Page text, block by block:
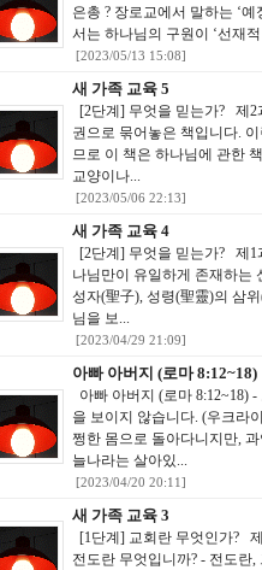
은총 ? 장로교에서 말하는 ‘
서는 하나님의 구원이 ‘선재
[2023/05/13 15:08]
새 가족 교육 5
[2단계] 무엇을 믿는가? 제2
권으로 묶어놓은 책입니다.
므로 이 책은 하나님에 관한
교양이나...
[2023/05/06 22:13]
새 가족 교육 4
[2단계] 무엇을 믿는가? 제1
나님만이 유일하게 존재하는
성자(聖子), 성령(聖靈)의 삼
님을 보...
[2023/04/29 21:09]
아빠 아버지 (로마 8:12~18)
아빠 아버지 (로마 8:12~18)
을 보이지 않습니다. (우크라
쩡한 몸으로 돌아다니지만,
늘나라는 살아있...
[2023/04/20 20:11]
새 가족 교육 3
[1단계] 교회란 무엇인가?
전도란 무엇입니까? - 전도란